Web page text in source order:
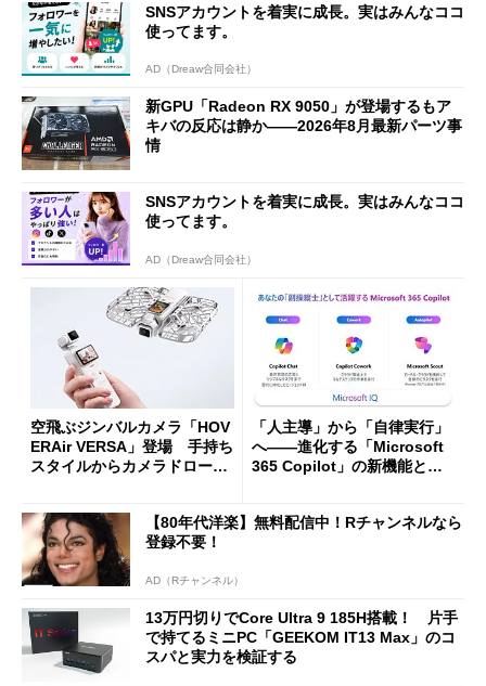
SNSアカウントを着実に成長。実はみんなココ
使ってます。
AD（Dreaw合同会社）
新GPU「Radeon RX 9050」が登場するもア
キバの反応は静か――2026年8月最新パーツ事
情
SNSアカウントを着実に成長。実はみんなココ
使ってます。
AD（Dreaw合同会社）
空飛ぶジンバルカメラ「HOV
ERAir VERSA」登場 手持ち
スタイルからカメラドローン
「人主導」から「自律実行」
へ――進化する「Microsoft
365 Copilot」の新機能とエ
【80年代洋楽】無料配信中！Rチャンネルなら
登録不要！
AD（Rチャンネル）
13万円切りでCore Ultra 9 185H搭載！ 片手
で持てるミニPC「GEEKOM IT13 Max」のコ
スパと実力を検証する